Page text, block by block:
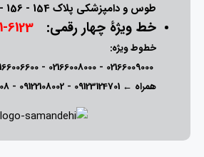
طوس و دامپزشکی پلاک 154 - 156 - 158
خط ویژۀ چهار رقمی:6123-021
خطوط ویژه:
02166009000
-
02166008000
-
همراه ← 09123124701
-
09122108002
-